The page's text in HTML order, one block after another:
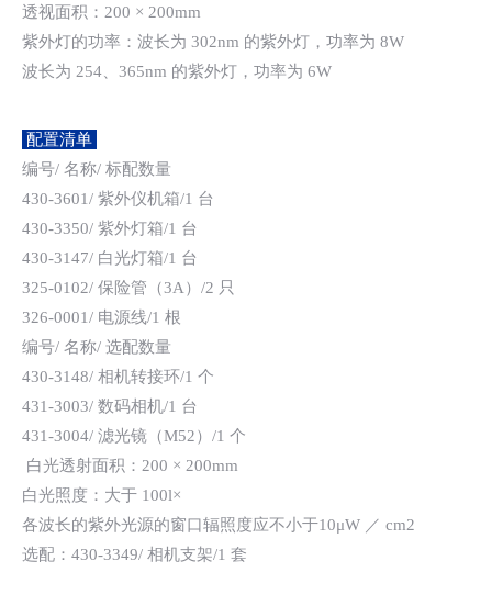
透视面积：200 × 200mm
紫外灯的功率：波长为 302nm 的紫外灯，功率为 8W
波长为 254、365nm 的紫外灯，功率为 6W
配置清单
编号/ 名称/ 标配数量
430-3601/ 紫外仪机箱/1 台
430-3350/ 紫外灯箱/1 台
430-3147/ 白光灯箱/1 台
325-0102/ 保险管（3A）/2 只
326-0001/ 电源线/1 根
编号/ 名称/ 选配数量
430-3148/ 相机转接环/1 个
431-3003/ 数码相机/1 台
431-3004/ 滤光镜（M52）/1 个
白光透射面积：200 × 200mm
白光照度：大于 100l×
各波长的紫外光源的窗口辐照度应不小于10μW ／ cm2
选配：430-3349/ 相机支架/1 套